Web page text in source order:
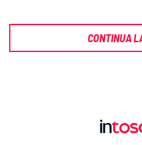
CONTINUA